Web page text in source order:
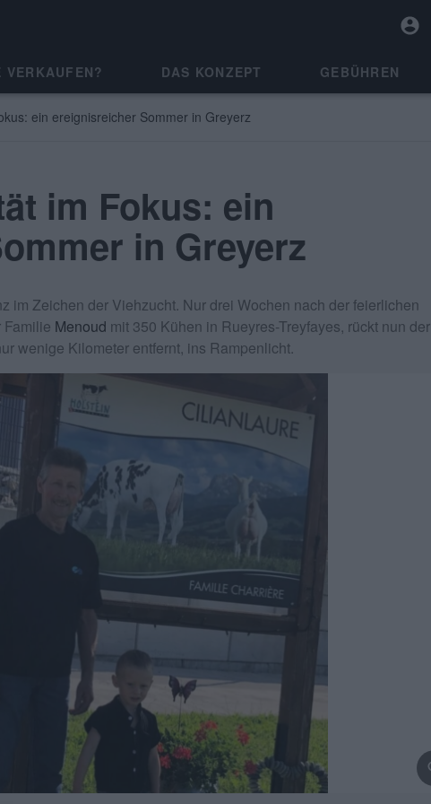
VERKAUFEN? DAS KONZEPT GEBÜHREN
ein ereignisreicher Sommer in Greyerz
im Fokus: ein
in Greyerz
im Zeichen der Viehzucht. Nur drei Wochen nach der feierlichen
Menoud mit 350 Kühen in Rueyres-Treyfayes, rückt nun der
wenige Kilometer entfernt, ins Rampenlicht.